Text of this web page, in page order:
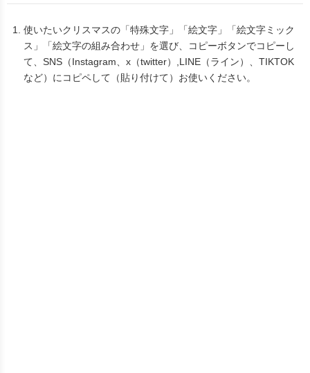
使いたいクリスマスの「特殊文字」「絵文字」「絵文字ミック
ス」「絵文字の組み合わせ」を選び、コピーボタンでコピーし
て、SNS（Instagram、x（twitter）,LINE（ライン）、TIKTOK
など）にコピペして（貼り付けて）お使いください。